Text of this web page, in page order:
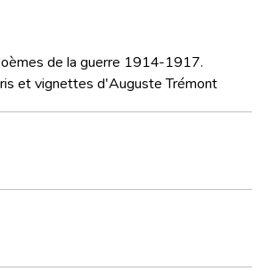
de la guerre 1914-1917.
et vignettes d'Auguste Trémont